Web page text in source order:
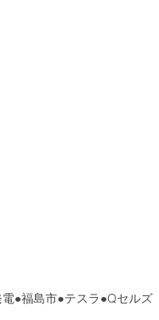
●福島市●テスラ●Qセルズ